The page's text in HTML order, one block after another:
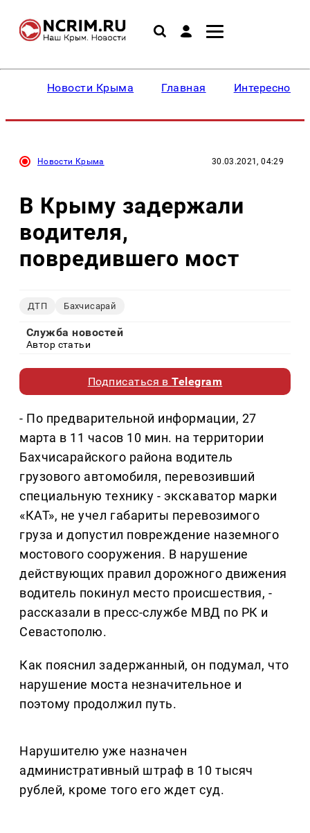
Новости Крыма Главная Интересное
Новости Крыма 30.03.2021, 04:29
В Крыму задержали
водителя,
повредившего мост
ДТП Бахчисарай
Служба новостей
Автор статьи
Подписаться вTelegram
- По предварительной информации, 27
марта в 11 часов 10 мин. на территории
Бахчисарайского района водитель
грузового автомобиля, перевозивший
специальную технику - экскаватор марки
«КАТ», не учел габариты перевозимого
груза и допустил повреждение наземного
мостового сооружения. В нарушение
действующих правил дорожного движения
водитель покинул место происшествия, -
рассказали в пресс-службе МВД по РК и
Севастополю.
Как пояснил задержанный, он подумал, что
нарушение моста незначительное и
поэтому продолжил путь.
Нарушителю уже назначен
административный штраф в 10 тысяч
рублей, кроме того его ждет суд.